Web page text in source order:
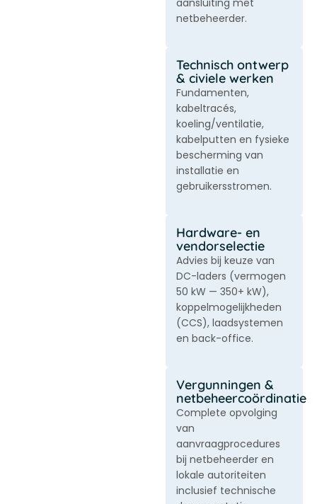
aansluiting met
netbeheerder.
Technisch ontwerp
& civiele werken
Fundamenten,
kabeltracés,
koeling/ventilatie,
kabelputten en fysieke
bescherming van
installatie en
gebruikersstromen.
Hardware- en
vendorselectie
Advies bij keuze van
DC-laders (vermogen
50 kW — 350+ kW),
koppelmogelijkheden
(CCS), laadsystemen
en back-office.
Vergunningen &
netbeheercoördinatie
Complete opvolging
van
aanvraagprocedures
bij netbeheerder en
lokale autoriteiten
inclusief technische